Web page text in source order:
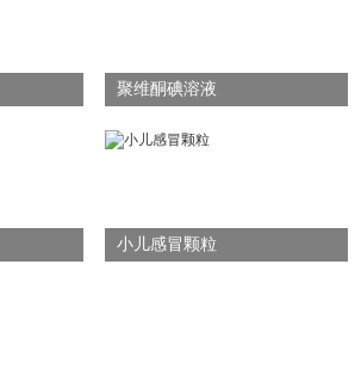
聚维酮碘溶液
小儿感冒颗粒